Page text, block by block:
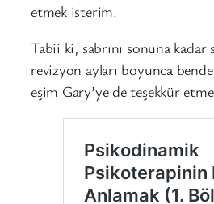
etmek isterim.
Tabii ki, sabrını sonuna kadar
revizyon ayları boyunca
eşim Gary’ye de teşekkür